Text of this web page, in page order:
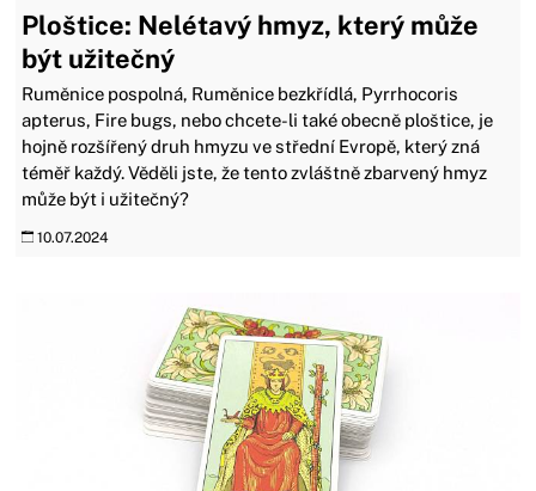
Ploštice: Nelétavý hmyz, který může
být užitečný
Ruměnice pospolná, Ruměnice bezkřídlá, Pyrrhocoris
apterus, Fire bugs, nebo chcete-li také obecně ploštice, je
hojně rozšířený druh hmyzu ve střední Evropě, který zná
téměř každý. Věděli jste, že tento zvláštně zbarvený hmyz
může být i užitečný?
10.07.2024